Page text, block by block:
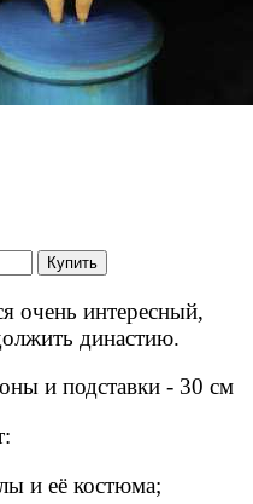
Купить
очень интересный,
династию.
и подставки - 30 см
и её костюма;